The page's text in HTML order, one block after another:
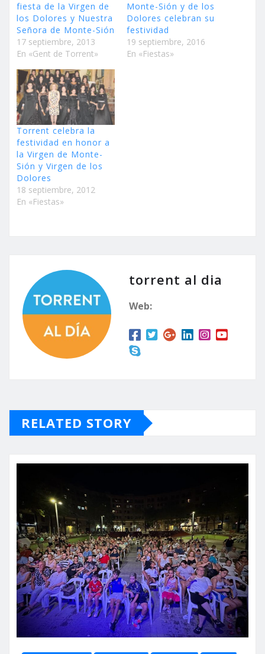
fiesta de la Virgen de
los Dolores y Nuestra
Señora de Monte-Sión
17 septiembre, 2013
En «Gent de Torrent»
Monte-Sión y de los
Dolores celebran su
festividad
19 septiembre, 2016
En «Fiestas»
Torrent celebra la
festividad en honor a
la Virgen de Monte-
Sión y Virgen de los
Dolores
18 septiembre, 2012
En «Fiestas»
torrent al dia
Web:
RELATED STORY